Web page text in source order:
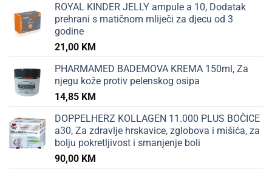
ROYAL KINDER JELLY ampule a 10, Dodatak
prehrani s matičnom mliječi za djecu od 3
godine
21,00 KM
PHARMAMED BADEMOVA KREMA 150ml, Za
njegu kože protiv pelenskog osipa
14,85 KM
DOPPELHERZ KOLLAGEN 11.000 PLUS BOČICE
a30, Za zdravlje hrskavice, zglobova i mišića, za
bolju pokretljivost i smanjenje boli
90,00 KM